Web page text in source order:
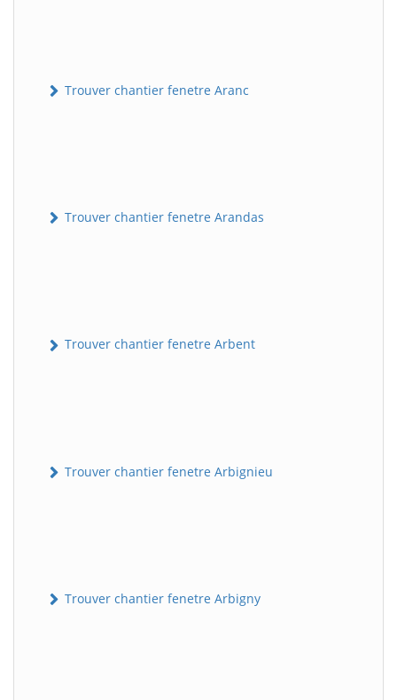
Trouver chantier fenetre Aranc
Trouver chantier fenetre Arandas
Trouver chantier fenetre Arbent
Trouver chantier fenetre Arbignieu
Trouver chantier fenetre Arbigny